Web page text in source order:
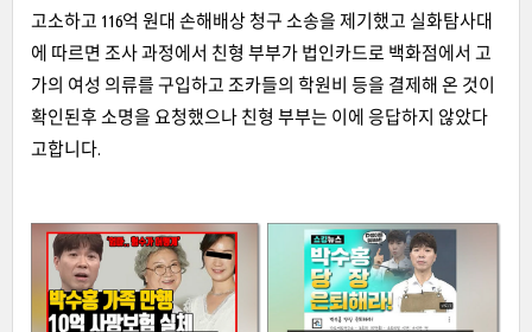
고소하고 116억 원대 손해배상 청구 소송을 제기했고 실화탐사대
에 따르면 조사 과정에서 친형 부부가 법인카드로 백화점에서 고
가의 여성 의류를 구입하고 조카들의 학원비 등을 결제해 온 것이
확인된후 소명을 요청했으나 친형 부부는 이에 응답하지 않았다
고합니다.